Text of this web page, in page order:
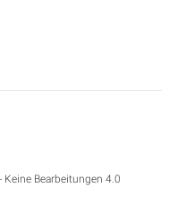
gesehen, aber
Bäumen des Waldes.
die Zedern, die Eichen,
Bearbeitungen 4.0